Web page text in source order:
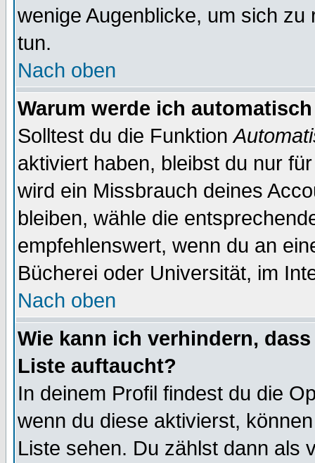
wenige Augenblicke, um sich
tun.
Nach oben
Warum werde ich
Solltest du die Funktion
aktiviert haben, bleibst du nur
wird ein Missbrauch deines
bleiben, wähle die
empfehlenswert, wenn du an
Bücherei oder Universität, im
Nach oben
Wie kann ich verhindern,
Liste auftaucht?
In deinem Profil findest du die
wenn du diese aktivierst,
Liste sehen. Du zählst dann als